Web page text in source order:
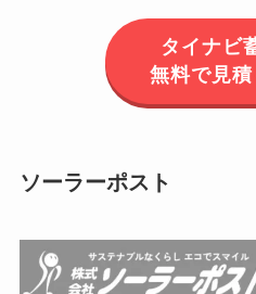
タイナビ
無料で見
ソーラーポスト